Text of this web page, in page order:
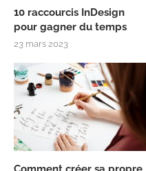
10 raccourcis InDesign
pour gagner du temps
23 mars 2023